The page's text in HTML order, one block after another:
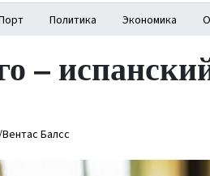
Политика Экономика
–
Балсс